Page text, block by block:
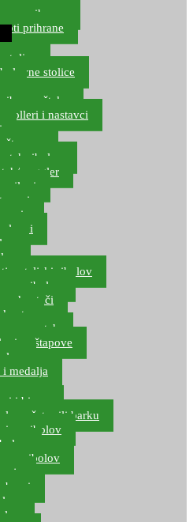
prihranu
prihrane
stolice
za šteku
rolleri i nastavci
ribolov
waggler
najloni
plovci
ribolov
za ribolov
– match
za štapove
i medalja
i bivvy
za šator ili barku
za ribolov
za ribolov